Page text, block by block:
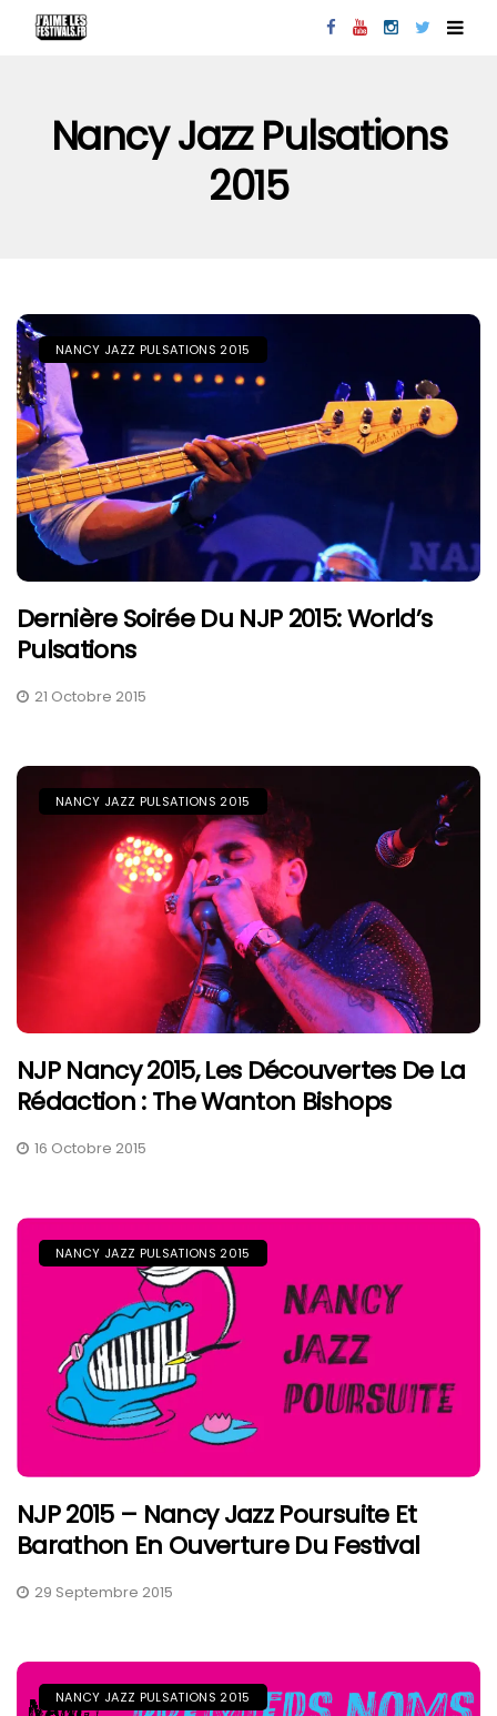
Nancy Jazz Pulsations
2015
NANCY JAZZ PULSATIONS 2015
Dernière Soirée Du NJP 2015: World’s
Pulsations
21 Octobre 2015
NANCY JAZZ PULSATIONS 2015
NJP Nancy 2015, Les Découvertes De La
Rédaction : The Wanton Bishops
16 Octobre 2015
NANCY JAZZ PULSATIONS 2015
NJP 2015 – Nancy Jazz Poursuite Et
Barathon En Ouverture Du Festival
29 Septembre 2015
NANCY JAZZ PULSATIONS 2015